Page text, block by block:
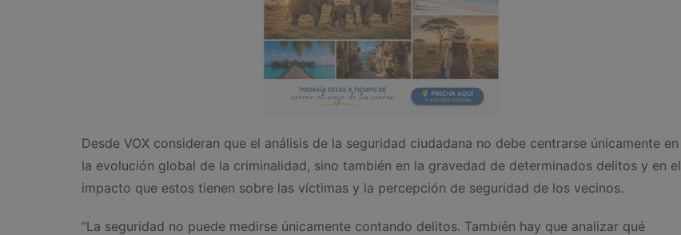
Desde VOX consideran que el análisis de la seguridad ciudadana no debe centrarse únicamente en
la evolución global de la criminalidad, sino también en la gravedad de determinados delitos y en el
impacto que estos tienen sobre las víctimas y la percepción de seguridad de los vecinos.
“La seguridad no puede medirse únicamente contando delitos. También hay que analizar qué